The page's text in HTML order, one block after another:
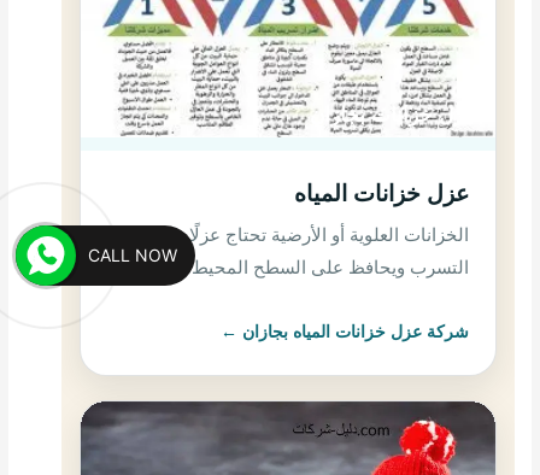
عزل خزانات بجازان
عزل خزانات المياه
الخزانات العلوية أو الأرضية تحتاج عزلًا دقيقًا يمنع
التسرب ويحافظ على السطح المحيط بها.
شركة عزل خزانات المياه بجازان ←
CALL NOW